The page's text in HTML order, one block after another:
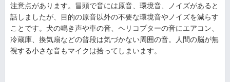
注意点があります。冒頭で音には原音、環境音、ノイズがあると
話しましたが、目的の原音以外の不要な環境音やノイズを減らす
ことです。犬の鳴き声や車の音、ヘリコプターの音にエアコン、
冷蔵庫、換気扇などの普段は気づかない周囲の音。人間の脳が無
視する小さな音もマイクは拾ってしまいます。